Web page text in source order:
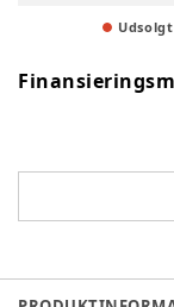
Udsolgt